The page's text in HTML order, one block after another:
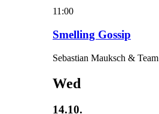
11:00
Smelling Gossip
Sebastian Mauksch & Team
Wed
14.10.